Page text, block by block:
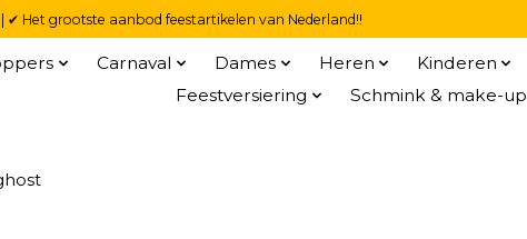
✔ Het grootste aanbod feestartikelen van Nederland!!
Carnaval Dames Heren Kinderen
Feestversiering
Schmink & make-up